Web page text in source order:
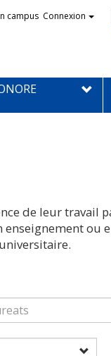
campus Connexion
de leur travail
ou